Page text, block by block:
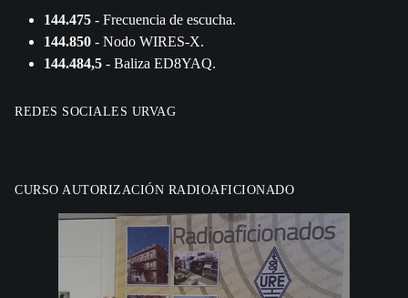
144.475 - Frecuencia de escucha.
144.850 - Nodo WIRES-X.
144.484,5 - Baliza ED8YAQ.
REDES SOCIALES URVAG
CURSO AUTORIZACIÓN RADIOAFICIONADO